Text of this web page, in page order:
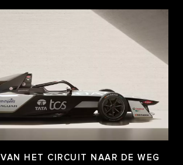
HET CIRCUIT NAAR DE WEG